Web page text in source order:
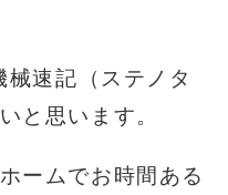
速記（ステノタ
と思います。
ームでお時間ある